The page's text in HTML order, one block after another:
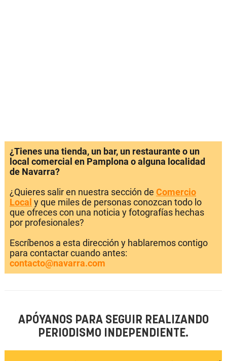
¿Tienes una tienda, un bar, un restaurante o un
local comercial en Pamplona o alguna localidad
de Navarra?
¿Quieres salir en nuestra sección de Comercio
Local y que miles de personas conozcan todo lo
que ofreces con una noticia y fotografías hechas
por profesionales?
Escríbenos a esta dirección y hablaremos contigo
para contactar cuando antes:
contacto@navarra.com
APÓYANOS PARA SEGUIR REALIZANDO
PERIODISMO INDEPENDIENTE.